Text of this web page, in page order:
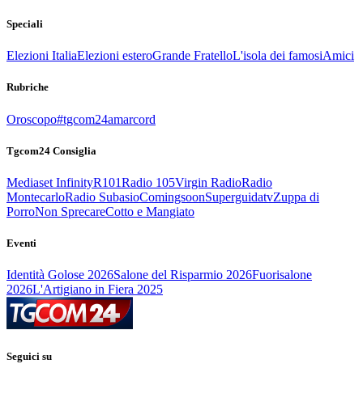
Speciali
Elezioni ItaliaElezioni esteroGrande FratelloL'isola dei famosiAmici
Rubriche
Oroscopo#tgcom24amarcord
Tgcom24 Consiglia
Mediaset InfinityR101Radio 105Virgin RadioRadio
MontecarloRadio SubasioComingsoonSuperguidatvZuppa di
PorroNon SprecareCotto e Mangiato
Eventi
Identità Golose 2026Salone del Risparmio 2026Fuorisalone
2026L'Artigiano in Fiera 2025
Seguici su